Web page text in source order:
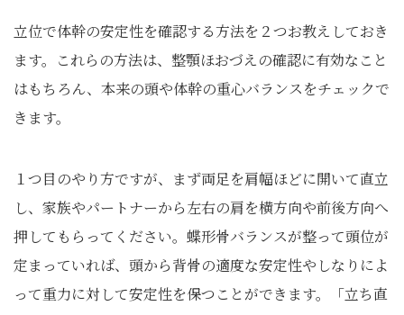
立位で体幹の安定性を確認する方法を２つお教えしておき
ます。これらの方法は、整顎ほおづえの確認に有効なこと
はもちろん、本来の頭や体幹の重心バランスをチェックで
きます。
１つ目のやり方ですが、まず両足を肩幅ほどに開いて直立
し、家族やパートナーから左右の肩を横方向や前後方向へ
押してもらってください。蝶形骨バランスが整って頭位が
定まっていれば、頭から背骨の適度な安定性やしなりによ
って重力に対して安定性を保つことができます。「立ち直